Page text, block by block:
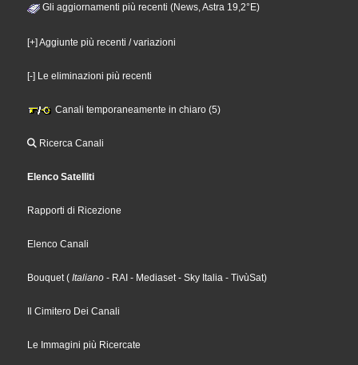
Gli aggiornamenti più recenti (News, Astra 19,2°E)
[+] Aggiunte più recenti / variazioni
[-] Le eliminazioni più recenti
Canali temporaneamente in chiaro (5)
Ricerca Canali
Elenco Satelliti
Rapporti di Ricezione
Elenco Canali
Bouquet ( Italiano - RAI - Mediaset - Sky Italia - TivùSat)
Il Cimitero Dei Canali
Le Immagini più Ricercate